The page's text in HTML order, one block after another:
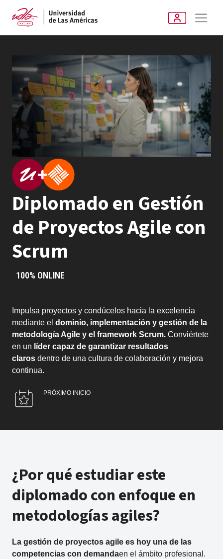
Diplomado en Gestión
de Proyectos Agile con
Scrum
100% ONLINE
Impulsa proyectos y condúcelos hacia la excelencia
mediante el dominio, implementación y gestión de la
metodología Agile y el framework Scrum. Conviértete
en un líder capaz de garantizar resultados
claros dentro de una cultura de colaboración y mejora
continua.
PRÓXIMO INICIO
¿Por qué estudiar este
diplomado con enfoque en
metodologías agiles?
La gestión de proyectos agile es hoy una de las
competencias con demandaen el ámbito profesional.